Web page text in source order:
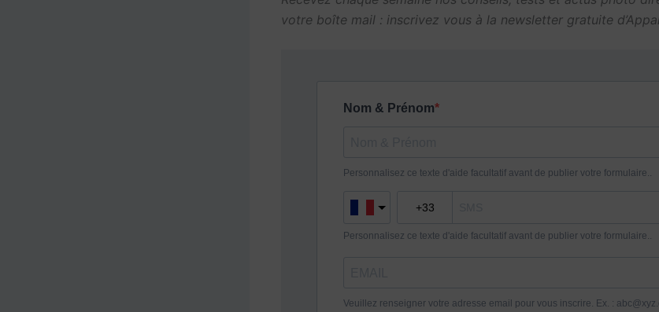
votre boîte mail : inscrivez vous à la newsletter gratuite